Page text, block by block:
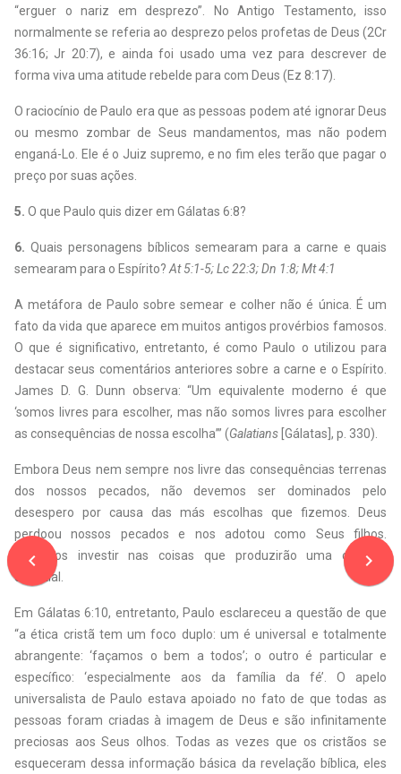
navigate_before
“erguer o nariz em desprezo”. No Antigo Testamento, isso
normalmente se referia ao desprezo pelos profetas de Deus (2Cr
36:16; Jr 20:7), e ainda foi usado uma vez para descrever de
forma viva uma atitude rebelde para com Deus (Ez 8:17).
O raciocínio de Paulo era que as pessoas podem até ignorar Deus
ou mesmo zombar de Seus mandamentos, mas não podem
enganá-Lo. Ele é o Juiz supremo, e no fim eles terão que pagar o
preço por suas ações.
5. O que Paulo quis dizer em Gálatas 6:8?
6. Quais personagens bíblicos semearam para a carne e quais
semearam para o Espírito?At 5:1-5; Lc 22:3; Dn 1:8; Mt 4:1
A metáfora de Paulo sobre semear e colher não é única. É um
fato da vida que aparece em muitos antigos provérbios famosos.
O que é significativo, entretanto, é como Paulo o utilizou para
destacar seus comentários anteriores sobre a carne e o Espírito.
James D. G. Dunn observa: “Um equivalente moderno é que
‘somos livres para escolher, mas não somos livres para escolher
as consequências de nossa escolha’” (Galatians [Gálatas], p. 330).
Embora Deus nem sempre nos livre das consequências terrenas
dos nossos pecados, não devemos ser dominados pelo
desespero por causa das más escolhas que fizemos. Deus
perdoou nossos pecados e nos adotou como Seus filhos.
Devemos investir nas coisas que produzirão uma colheita
celestial.
Em Gálatas 6:10, entretanto, Paulo esclareceu a questão de que
“a ética cristã tem um foco duplo: um é universal e totalmente
abrangente: ‘façamos o bem a todos’; o outro é particular e
específico: ‘especialmente aos da família da fé’. O apelo
universalista de Paulo estava apoiado no fato de que todas as
pessoas foram criadas à imagem de Deus e são infinitamente
preciosas aos Seus olhos. Todas as vezes que os cristãos se
esqueceram dessa informação básica da revelação bíblica, eles
navigate_next